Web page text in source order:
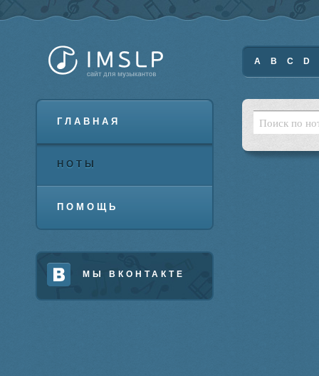
ГЛАВНАЯ
НОТЫ
ПОМОЩЬ
МЫ ВКОНТАКТЕ
A B C D